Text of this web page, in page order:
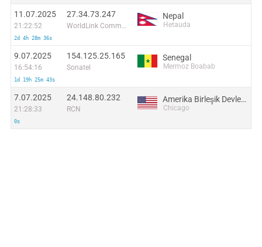
11.07.2025
21:22:52
2d 4h 28m 36s
27.34.73.247
WorldLink Communications
Nepal
Hetauda
9.07.2025
16:54:16
1d 19h 25m 43s
154.125.25.165
Sonatel
Senegal
Mermoz Boabab
7.07.2025
21:28:33
0s
24.148.80.232
RCN
Amerika Birleşik Devletleri
Chicago